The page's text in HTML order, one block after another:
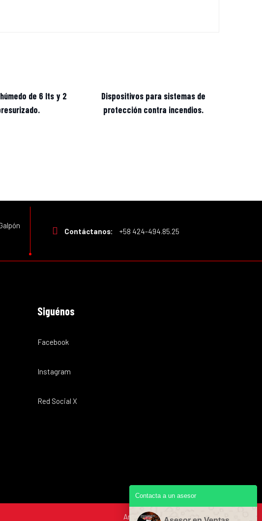
de 6 lts y 2
Dispositivos para sistemas de
protección contra incendios.
Contáctanos: +58 424-494.85.25
Siguénos
Facebook
Instagram
Red Social X
Contacta a un asesor